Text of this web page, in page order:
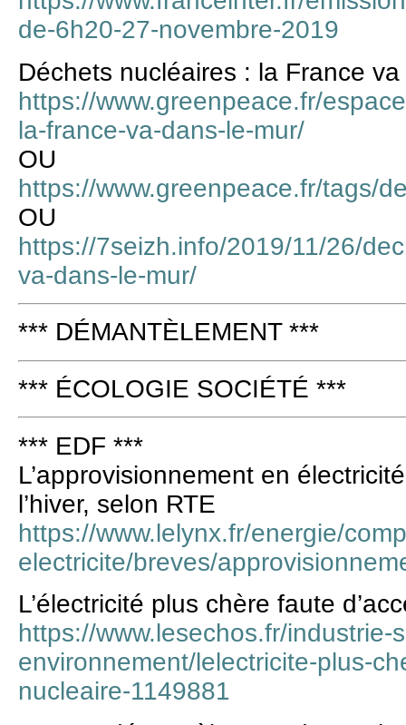
de-6h20-27-novembre-2019
Déchets nucléaires : la France
https://www.greenpeace.fr/
la-france-va-dans-le-mur/
OU
https://www.greenpeace.fr/tags/
OU
https://7seizh.info/2019/11/26/
va-dans-le-mur/
*** DÉMANTÈLEMENT ***
*** ÉCOLOGIE SOCIÉTÉ ***
*** EDF ***
L’approvisionnement en
l’hiver, selon RTE
https://www.lelynx.fr/energie/
electricite/breves/
L’électricité plus chère faute
https://www.lesechos.fr/industrie-
environnement/lelectricite-plus-
nucleaire-1149881